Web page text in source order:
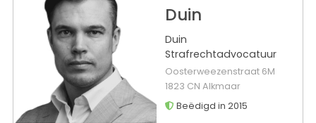
Duin
Duin
Strafrechtadvocatuur
Oosterweezenstraat 6M
1823 CN Alkmaar
Beëdigd in 2015